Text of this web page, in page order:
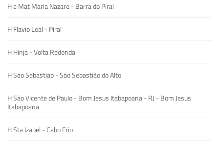
H e Mat Maria Nazare - Barra do Piraí
H Flavio Leal - Piraí
H Hinja - Volta Redonda
H São Sebastião - São Sebastião do Alto
H São Vicente de Paulo - Bom Jesus Itabapoana - RJ - Bom Jesus
Itabapoana
H Sta Izabel - Cabo Frio